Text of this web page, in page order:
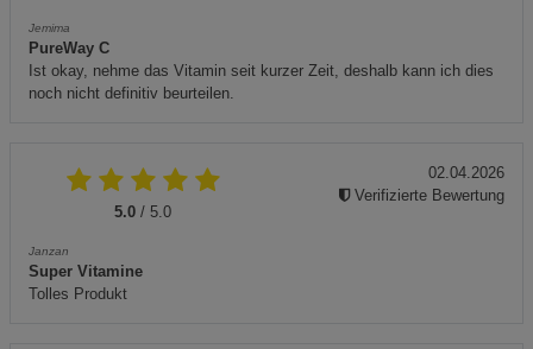
Jemima
PureWay C
Ist okay, nehme das Vitamin seit kurzer Zeit, deshalb kann ich dies
noch nicht definitiv beurteilen.
5.0 / 5.0
Janzan
Super Vitamine
Tolles Produkt
02.04.2026
Verifizierte Bewertung